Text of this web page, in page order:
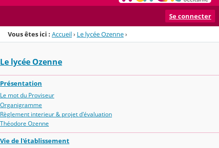
Se connecter
Vous êtes ici : Accueil› Le lycée Ozenne›
Le lycée Ozenne
Présentation
Le mot du Proviseur
Organigramme
Règlement interieur & projet d'évaluation
Théodore Ozenne
Vie de l'établissement